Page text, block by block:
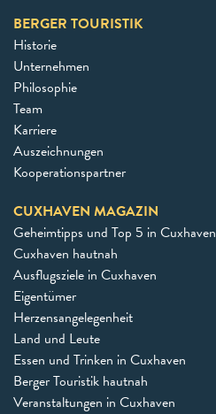
BERGER TOURISTIK
Historie
Unternehmen
Philosophie
Team
Karriere
Auszeichnungen
Kooperationspartner
CUXHAVEN MAGAZIN
Geheimtipps und Top 5 in Cuxhaven
Cuxhaven hautnah
Ausflugsziele in Cuxhaven
Eigentümer
Herzensangelegenheit
Land und Leute
Essen und Trinken in Cuxhaven
Berger Touristik hautnah
Veranstaltungen in Cuxhaven